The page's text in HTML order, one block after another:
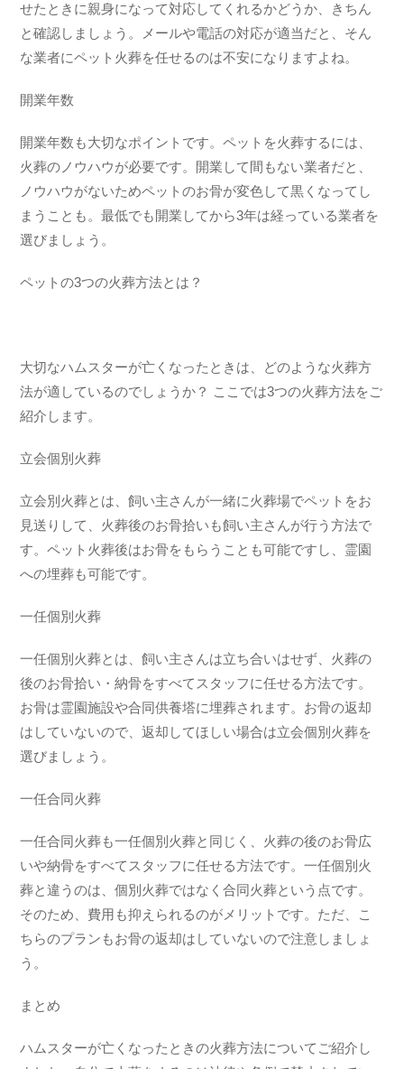
せたときに親身になって対応してくれるかどうか、きちん
と確認しましょう。メールや電話の対応が適当だと、そん
な業者にペット火葬を任せるのは不安になりますよね。
開業年数
開業年数も大切なポイントです。ペットを火葬するには、
火葬のノウハウが必要です。開業して間もない業者だと、
ノウハウがないためペットのお骨が変色して黒くなってし
まうことも。最低でも開業してから3年は経っている業者を
選びましょう。
ペットの3つの火葬方法とは？
大切なハムスターが亡くなったときは、どのような火葬方
法が適しているのでしょうか？ ここでは3つの火葬方法をご
紹介します。
立会個別火葬
立会別火葬とは、飼い主さんが一緒に火葬場でペットをお
見送りして、火葬後のお骨拾いも飼い主さんが行う方法で
す。ペット火葬後はお骨をもらうことも可能ですし、霊園
への埋葬も可能です。
一任個別火葬
一任個別火葬とは、飼い主さんは立ち合いはせず、火葬の
後のお骨拾い・納骨をすべてスタッフに任せる方法です。
お骨は霊園施設や合同供養塔に埋葬されます。お骨の返却
はしていないので、返却してほしい場合は立会個別火葬を
選びましょう。
一任合同火葬
一任合同火葬も一任個別火葬と同じく、火葬の後のお骨広
いや納骨をすべてスタッフに任せる方法です。一任個別火
葬と違うのは、個別火葬ではなく合同火葬という点です。
そのため、費用も抑えられるのがメリットです。ただ、こ
ちらのプランもお骨の返却はしていないので注意しましょ
う。
まとめ
ハムスターが亡くなったときの火葬方法についてご紹介し